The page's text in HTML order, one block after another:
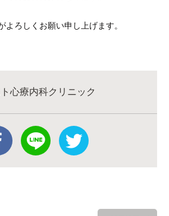
よろしくお願い申し上げます。
心療内科クリニック